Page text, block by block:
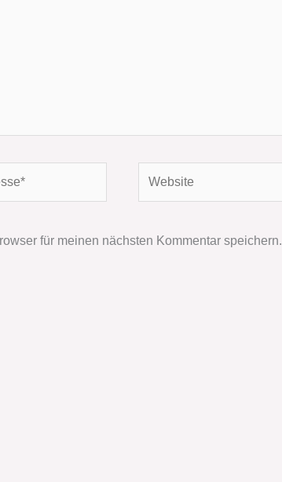
für meinen nächsten Kommentar speichern.